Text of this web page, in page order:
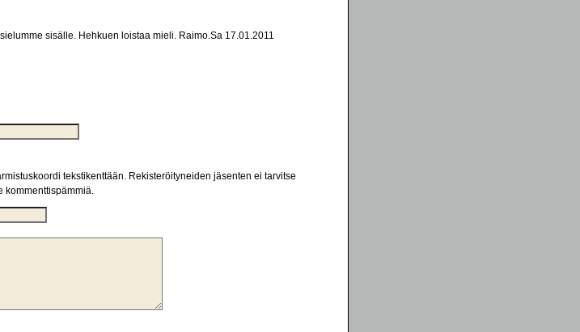
sisälle. Hehkuen loistaa mieli. Raimo.Sa 17.01.2011
tekstikenttään. Rekisteröityneiden jäsenten ei tarvitse
kommenttispämmiä.